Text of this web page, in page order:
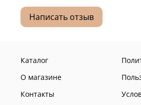
Написать отзыв
Каталог
О магазине
Контакты